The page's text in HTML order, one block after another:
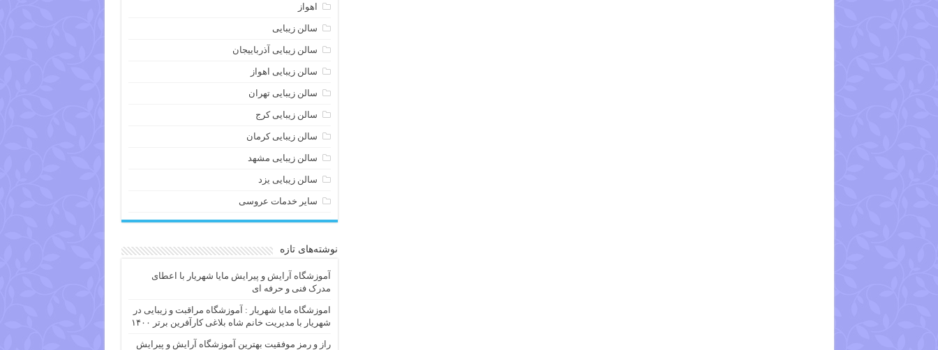
اهواز
سالن زیبایی
سالن زیبایی آذرباییجان
سالن زیبایی اهواز
سالن زیبایی تهران
سالن زیبایی کرج
سالن زیبایی کرمان
سالن زیبایی مشهد
سالن زیبایی یزد
سایر خدمات عروسی
نوشته‌های تازه
آموزشگاه آرایش و پیرایش مایا شهریار با اعطای
مدرک فنی و حرفه ای
اموزشگاه مایا شهریار : آموزشگاه مراقبت و زیبایی در
شهریار با مدیریت خانم شاه بلاغی کارآفرین برتر ۱۴۰۰
راز و رمز موفقیت بهترین آموزشگاه آرایش و پیرایش